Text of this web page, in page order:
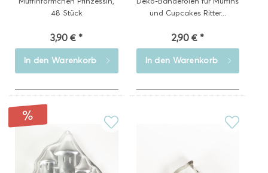
48 Stück
3,90 € *
In den Warenkorb
und Cupcakes Ritter...
2,90 € *
In den Warenkorb